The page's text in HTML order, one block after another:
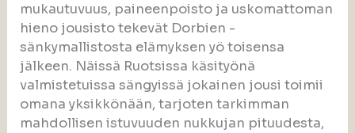
mukautuvuus, paineenpoisto ja uskomattoman
hieno jousisto tekevät Dorbien -
sänkymallistosta elämyksen yö toisensa
jälkeen. Näissä Ruotsissa käsityönä
valmistetuissa sängyissä jokainen jousi toimii
omana yksikkönään, tarjoten tarkimman
mahdollisen istuvuuden nukkujan pituudesta,